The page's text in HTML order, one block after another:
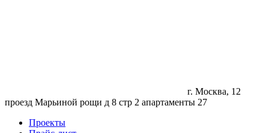
г. Москва, 12
проезд Марьиной рощи д 8 стр 2 апартаменты 27
Проекты